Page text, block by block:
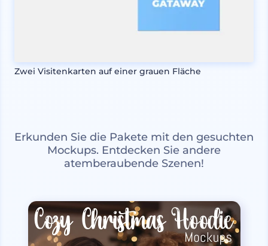
Zwei Visitenkarten auf einer grauen Fläche
Erkunden Sie die Pakete mit den gesuchten
Mockups. Entdecken Sie andere
atemberaubende Szenen!